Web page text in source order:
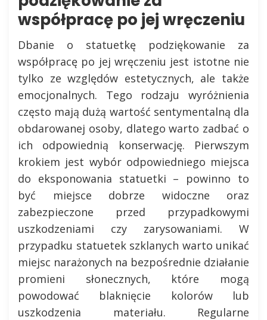
współpracę po jej wręczeniu
Dbanie o statuetkę podziękowanie za
współpracę po jej wręczeniu jest istotne nie
tylko ze względów estetycznych, ale także
emocjonalnych. Tego rodzaju wyróżnienia
często mają dużą wartość sentymentalną dla
obdarowanej osoby, dlatego warto zadbać o
ich odpowiednią konserwację. Pierwszym
krokiem jest wybór odpowiedniego miejsca
do eksponowania statuetki – powinno to
być miejsce dobrze widoczne oraz
zabezpieczone przed przypadkowymi
uszkodzeniami czy zarysowaniami. W
przypadku statuetek szklanych warto unikać
miejsc narażonych na bezpośrednie działanie
promieni słonecznych, które mogą
powodować blaknięcie kolorów lub
uszkodzenia materiału. Regularne